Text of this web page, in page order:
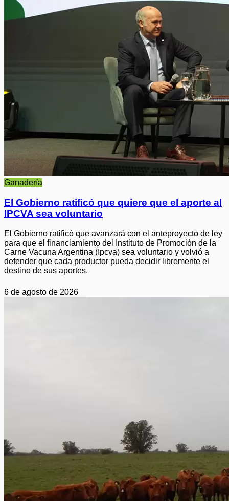
Ganadería
El Gobierno ratificó que quiere que el aporte al
IPCVA sea voluntario
El Gobierno ratificó que avanzará con el anteproyecto de ley
para que el financiamiento del Instituto de Promoción de la
Carne Vacuna Argentina (Ipcva) sea voluntario y volvió a
defender que cada productor pueda decidir libremente el
destino de sus aportes.
6 de agosto de 2026